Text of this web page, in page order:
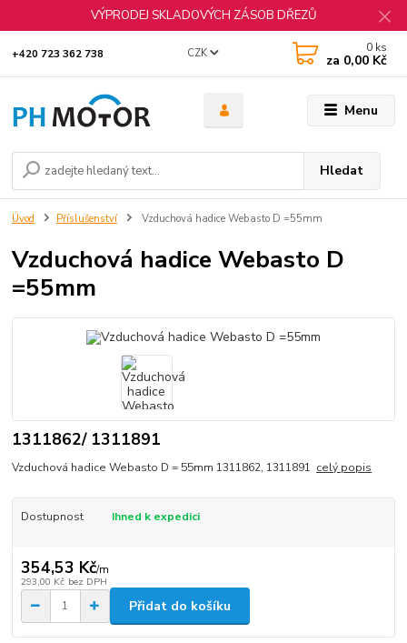
VÝPRODEJ SKLADOVÝCH ZÁSOB DŘEZŮ
Menu
CZK
Hledat
+420 723 362 738 0 ks
za 0,00 Kč
Úvod Příslušenství Vzduchová hadice Webasto D =55mm
Vzduchová hadice Webasto D
=55mm
1311862/ 1311891
Vzduchová hadice Webasto D = 55mm 1311862, 1311891 celý popis
Dostupnost Ihned k expedici
354,53 Kč/m
293,00 Kč bez DPH
Přidat do košíku